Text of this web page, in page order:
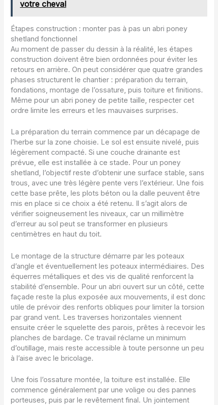
votre cheval
Étapes construction : monter pas à pas un abri poney
shetland fonctionnel
Au moment de passer du dessin à la réalité, les étapes
construction doivent être bien ordonnées pour éviter les
retours en arrière. On peut considérer que quatre grandes
phases structurent le chantier : préparation du terrain,
fondations, montage de l’ossature, puis toiture et finitions.
Même pour un abri poney de petite taille, respecter cet
ordre limite les erreurs et les mauvaises surprises.
La préparation du terrain commence par un décapage de
l’herbe sur la zone choisie. Le sol est ensuite nivelé, puis
légèrement compacté. Si une couche drainante est
prévue, elle est installée à ce stade. Pour un poney
shetland, l’objectif reste d’obtenir une surface stable, sans
trous, avec une très légère pente vers l’extérieur. Une fois
cette base prête, les plots béton ou la dalle peuvent être
mis en place si ce choix a été retenu. Il s’agit alors de
vérifier soigneusement les niveaux, car un millimètre
d’erreur au sol peut se transformer en plusieurs
centimètres en haut du toit.
Le montage de la structure démarre par les poteaux
d’angle et éventuellement les poteaux intermédiaires. Des
équerres métalliques et des vis de qualité renforcent la
stabilité d’ensemble. Pour un abri ouvert sur un côté, cette
façade reste la plus exposée aux mouvements, il est donc
utile de prévoir des renforts obliques pour limiter la torsion
par grand vent. Les traverses horizontales viennent
ensuite créer le squelette des parois, prêtes à recevoir les
planches de bardage. Ce travail réclame un minimum
d’outillage, mais reste accessible à toute personne un peu
à l’aise avec le bricolage.
Une fois l’ossature montée, la toiture est installée. Elle
commence généralement par une volige ou des pannes
porteuses, puis par le revêtement final. Un jointement